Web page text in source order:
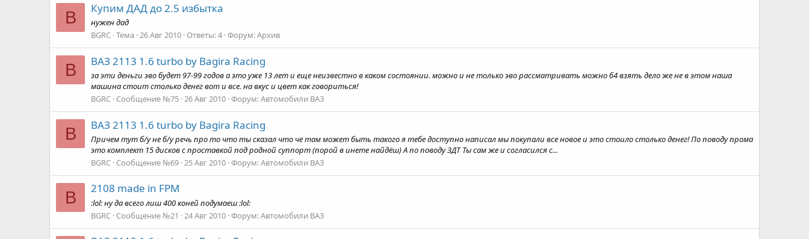
B Купим ДАД до 2.5 избытка
нужен дад
BGRC Тема 26 Авг 2010 Ответы: 4 Форум:Архив
B ВАЗ 2113 1.6 turbo by Bagira Racing
за эти деньги эво будет 97-99 годов а это уже 13 лет и еще неизвестно в каком состоянии. можно и не только эво рассматривать можно б4 взять дело же не в этом наша
машина стоит столько денег вот и все. на вкус и цвет как говориться!
BGRC Сообщение №75 26 Авг 2010 Форум:Автомобили ВАЗ
B ВАЗ 2113 1.6 turbo by Bagira Racing
Причем тут б/у не б/у речь про то что ты сказал что че там может быть такого я тебе доступно написал мы покупали все новое и это стоило столько денег! По поводу прома
это комплект 15 дисков с проставкой под родной суппорт (порой в инете найдёш) А по поводу ЗДТ Ты сам же и согласился с...
BGRC Сообщение №69 25 Авг 2010 Форум:Автомобили ВАЗ
B 2108 made in FPM
:lol: ну да всего лиш 400 коней подумаеш :lol:
BGRC Сообщение №21 24 Авг 2010 Форум:Автомобили ВАЗ